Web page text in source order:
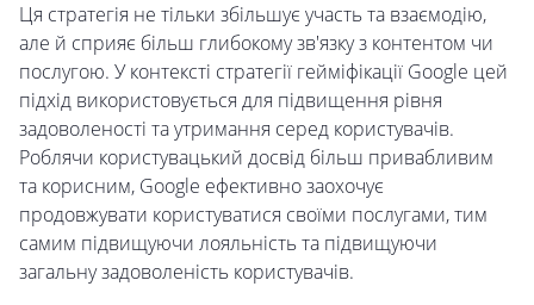
Ця стратегія не тільки збільшує участь та взаємодію,
але й сприяє більш глибокому зв'язку з контентом чи
послугою. У контексті стратегії гейміфікації Google цей
підхід використовується для підвищення рівня
задоволеності та утримання серед користувачів.
Роблячи користувацький досвід більш привабливим
та корисним, Google ефективно заохочує
продовжувати користуватися своїми послугами, тим
самим підвищуючи лояльність та підвищуючи
загальну задоволеність користувачів.